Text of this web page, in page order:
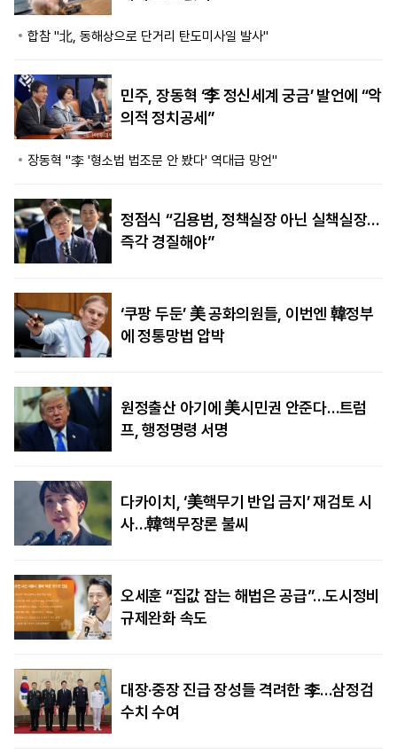
합참 "北, 동해상으로 단거리 탄도미사일 발사"
민주, 장동혁 ‘李 정신세계 궁금’ 발언에 “악
의적 정치공세”
장동혁 "李 '형소법 법조문 안 봤다' 역대급 망언"
정점식 “김용범, 정책실장 아닌 실책실장…
즉각 경질해야”
‘쿠팡 두둔’ 美 공화의원들, 이번엔 韓정부
에 정통망법 압박
원정출산 아기에 美시민권 안준다…트럼
프, 행정명령 서명
다카이치, ‘美핵무기 반입 금지’ 재검토 시
사…韓핵무장론 불씨
오세훈 “집값 잡는 해법은 공급”…도시정비
규제완화 속도
대장·중장 진급 장성들 격려한 李…삼정검
수치 수여